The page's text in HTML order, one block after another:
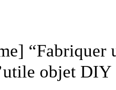
“Fabriquer
objet